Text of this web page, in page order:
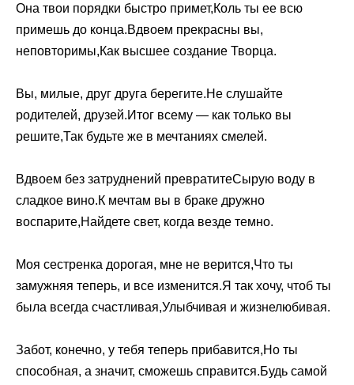
Она твои порядки быстро примет,Коль ты ее всю
примешь до конца.Вдвоем прекрасны вы,
неповторимы,Как высшее создание Творца.
Вы, милые, друг друга берегите.Не слушайте
родителей, друзей.Итог всему — как только вы
решите,Так будьте же в мечтаниях смелей.
Вдвоем без затруднений превратитеСырую воду в
сладкое вино.К мечтам вы в браке дружно
воспарите,Найдете свет, когда везде темно.
Моя сестренка дорогая, мне не верится,Что ты
замужняя теперь, и все изменится.Я так хочу, чтоб ты
была всегда счастливая,Улыбчивая и жизнелюбивая.
Забот, конечно, у тебя теперь прибавится,Но ты
способная, а значит, сможешь справится.Будь самой